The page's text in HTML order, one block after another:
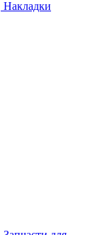
Накладки